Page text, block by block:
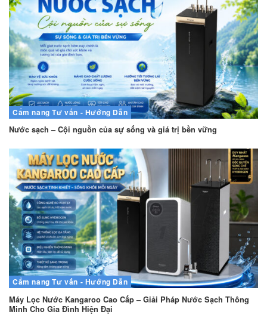
Cẩm nang Tư vấn - Hướng Dẫn
Nước sạch – Cội nguồn của sự sống và giá trị bền vững
Cẩm nang Tư vấn - Hướng Dẫn
Máy Lọc Nước Kangaroo Cao Cấp – Giải Pháp Nước Sạch Thông
Minh Cho Gia Đình Hiện Đại